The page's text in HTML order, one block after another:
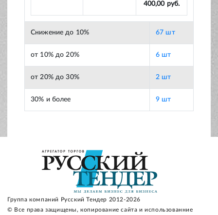
400,00 руб.
Снижение до 10% 67 шт
от 10% до 20% 6 шт
от 20% до 30% 2 шт
30% и более 9 шт
Группа компаний Русский Тендер 2012-2026
© Все права защищены, копирование сайта и использованние